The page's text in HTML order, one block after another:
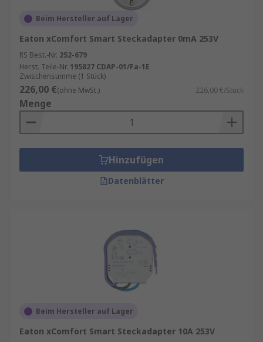
Beim Hersteller auf Lager
Eaton xComfort Smart Steckadapter 0mA 253V
RS Best.-Nr. 252-679
Herst. Teile-Nr. 195827 CDAP-01/Fa-1E
Zwischensumme (1 Stück)
226,00 €(ohne MwSt.) 226,00 €/Stück
Menge
Hinzufügen
Datenblätter
Beim Hersteller auf Lager
Eaton xComfort Smart Steckadapter 10A 253V